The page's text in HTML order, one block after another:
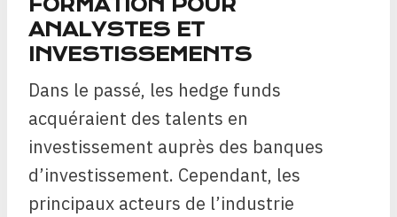
FORMATION POUR
ANALYSTES ET
INVESTISSEMENTS
Dans le passé, les hedge funds
acquéraient des talents en
investissement auprès des banques
d’investissement. Cependant, les
principaux acteurs de l’industrie